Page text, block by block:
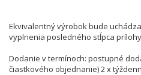
Ekvivalentný výrobok bude
vyplnenia posledného stĺpca prílohy
Dodanie v termínoch: postupné
čiastkového objednanie) 2 x